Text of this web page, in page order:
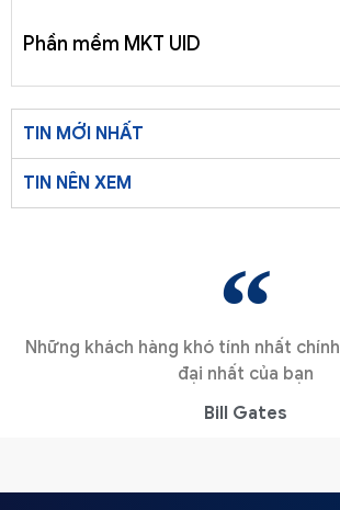
Phần mềm MKT UID
TIN MỚI NHẤT
TIN NÊN XEM
Những khách hàng khó tính nhất
đại nhất của bạn
Bill Gates